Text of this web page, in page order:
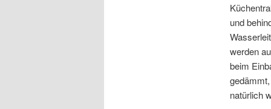
und
werden
beim
natürlich